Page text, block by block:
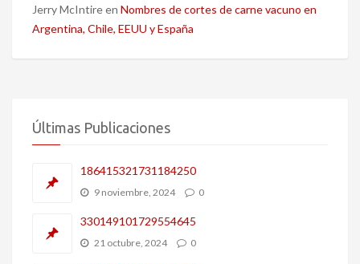
Jerry McIntireen Nombres de cortes de carne vacuno en
Argentina, Chile, EEUU y España
Últimas Publicaciones
186415321731184250
9 noviembre, 2024 0
330149101729554645
21 octubre, 2024 0